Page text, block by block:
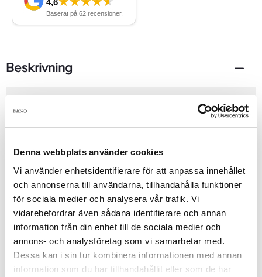
Denna webbplats använder cookies
Vi använder enhetsidentifierare för att anpassa innehållet
och annonserna till användarna, tillhandahålla funktioner
för sociala medier och analysera vår trafik. Vi
vidarebefordrar även sådana identifierare och annan
information från din enhet till de sociala medier och
annons- och analysföretag som vi samarbetar med.
Dessa kan i sin tur kombinera informationen med annan
information som du har tillhandahållit eller som de har
Beskrivning
En träig, jordig och maskulin doft som bland annat innehåller
santolina, Johannesört, harts toner, cypress och amber.
Produktdetaljer
Recensioner
Finns i: